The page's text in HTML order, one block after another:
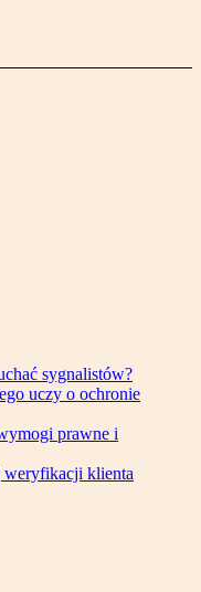
sygnalistów?
uczy o ochronie
prawne i
klienta